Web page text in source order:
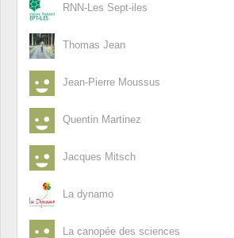
RNN-Les Sept-iles
Thomas Jean
Jean-Pierre Moussus
Quentin Martinez
Jacques Mitsch
La dynamo
La canopée des sciences